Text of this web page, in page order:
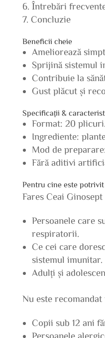
Întrebări
Concluzie
Beneficii cheie
Ameliorează
Sprijină sistemul
Contribuie la
Gust plăcut și
Specificații &
Format: 20 plicuri.
Ingrediente:
Mod de
Fără aditivi
Pentru cine este
Fares Ceai
Persoanele care
respiratorii.
Ce cei care
sistemul imunitar.
Adulți și
Nu este recomandat
Copii sub 12 ani
Persoanele